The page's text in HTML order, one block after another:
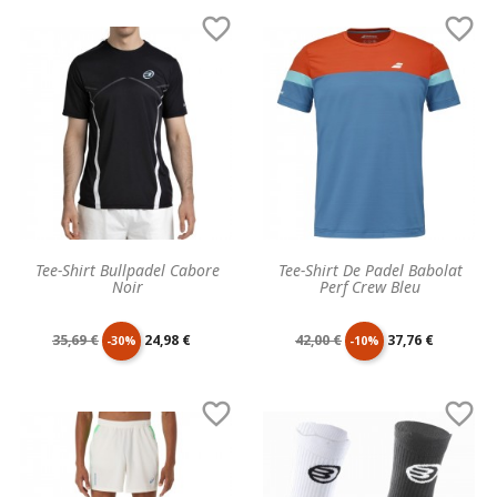
base base
Tee-Shirt Bullpadel Cabore
Noir

Prix
base
35,69 € -30% Prix
24,98 €
Tee-Shirt De Padel Babolat
Perf Crew Bleu

Prix
42,00 € -10% Prix
37,76 €
 